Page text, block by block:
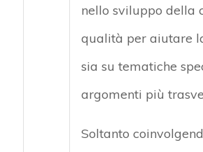
nello sviluppo della
qualità per aiutare
sia su tematiche
argomenti più
Soltanto